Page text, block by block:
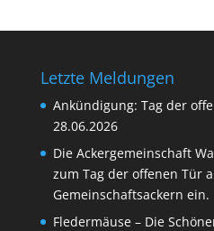
Letzte Meldungen
Ankündigung: Tag der
28.06.2026
Die Ackergemeinschaft
zum Tag der offenen Tür
Gemeinschaftsackern ein.
Fledermäuse – Die